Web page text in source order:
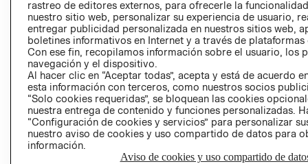
AVISO DE
Perú (S/)
CAMBIAR REGIÓN
rastreo de editores externos, para ofrecerle la
nuestro sitio web, personalizar su experiencia de usuario,
entregar publicidad personalizada en nuestros sitios web,
boletines informativos en Internet y a través de plataformas
Con ese fin, recopilamos información sobre el usuario, los
navegación y el dispositivo.
Al hacer clic en “Aceptar todas”, acepta y está de acuerdo
esta información con terceros, como nuestros socios
“Solo cookies requeridas”, se bloquean las cookies
nuestra entrega de contenido y funciones personalizadas.
“Configuración de cookies y servicios” para personalizar
nuestro aviso de cookies y uso compartido de datos para
información.
Aviso de cookies y uso compartido de